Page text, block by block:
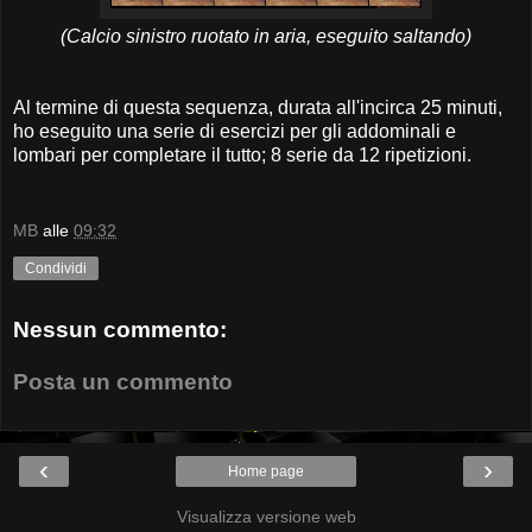
(Calcio sinistro ruotato in aria, eseguito saltando)
Al termine di questa sequenza, durata all'incirca 25 minuti,
ho eseguito una serie di esercizi per gli addominali e
lombari per completare il tutto; 8 serie da 12 ripetizioni.
MB alle 09:32
Condividi
Nessun commento:
Posta un commento
‹ ›
Home page
Visualizza versione web